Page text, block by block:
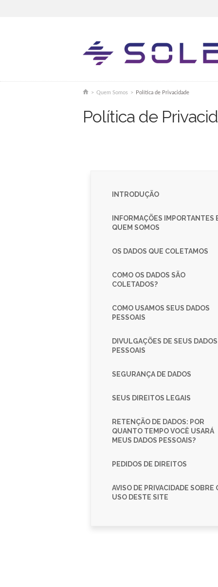
You are here
> Quem Somos > Política de Privacidade
Política de
INTRODUÇÃO
INFORMAÇÕES IMPORTANTES
QUEM SOMOS
OS DADOS QUE COLETAMOS
COMO OS DADOS SÃO
COLETADOS?
COMO USAMOS SEUS DADOS
PESSOAIS
DIVULGAÇÕES DE SEUS DADOS
PESSOAIS
SEGURANÇA DE DADOS
SEUS DIREITOS LEGAIS
RETENÇÃO DE DADOS: POR
QUANTO TEMPO VOCÊ USARÁ
MEUS DADOS PESSOAIS?
PEDIDOS DE DIREITOS
AVISO DE PRIVACIDADE SOBRE
USO DESTE SITE